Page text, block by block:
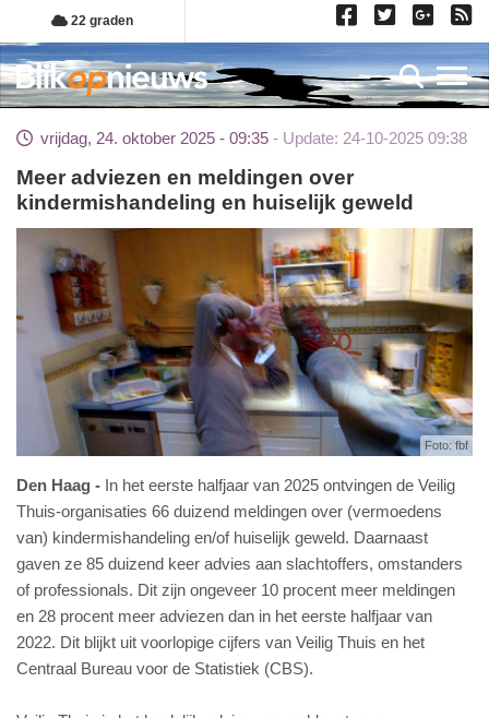
Overslaan
en
naar
de
gaan
22 graden
vrijdag, 24. oktober 2025 - 09:35 Update: 24-10-2025 09:38
Meer adviezen en meldingen over
kindermishandeling en huiselijk geweld
Foto: fbf
Den Haag
In het eerste halfjaar van 2025 ontvingen de Veilig
Thuis-organisaties 66 duizend meldingen over (vermoedens
van) kindermishandeling en/of huiselijk geweld. Daarnaast
gaven ze 85 duizend keer advies aan slachtoffers, omstanders
of professionals. Dit zijn ongeveer 10 procent meer meldingen
en 28 procent meer adviezen dan in het eerste halfjaar van
2022. Dit blijkt uit voorlopige cijfers van Veilig Thuis en het
Centraal Bureau voor de Statistiek (CBS).